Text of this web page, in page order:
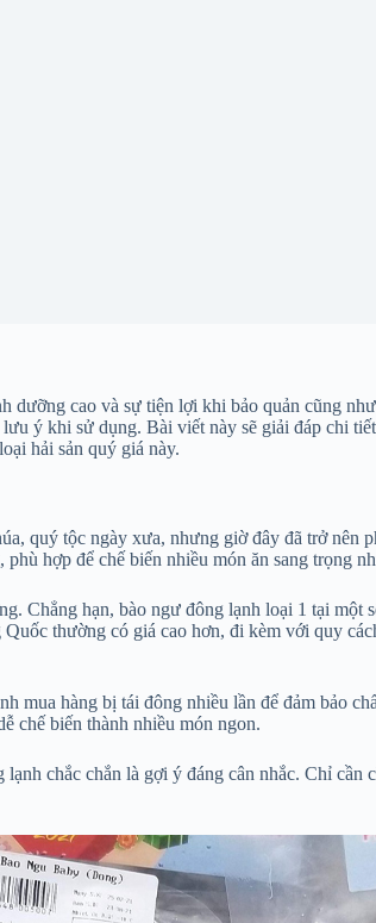
cao và sự tiện lợi khi bảo quản cũng
ý khi sử dụng. Bài viết này sẽ giải đáp chi
hải sản quý giá này.
quý tộc ngày xưa, nhưng giờ đây đã trở nên
hợp để chế biến nhiều món ăn sang trọng
Chẳng hạn, bào ngư đông lạnh loại 1 tại một
thường có giá cao hơn, đi kèm với quy
mua hàng bị tái đông nhiều lần để đảm bảo
chế biến thành nhiều món ngon.
chắc chắn là gợi ý đáng cân nhắc. Chỉ cần